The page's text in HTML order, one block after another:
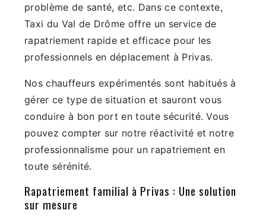
problème de santé, etc. Dans ce contexte,
Taxi du Val de Drôme offre un service de
rapatriement rapide et efficace pour les
professionnels en déplacement à Privas.
Nos chauffeurs expérimentés sont habitués à
gérer ce type de situation et sauront vous
conduire à bon port en toute sécurité. Vous
pouvez compter sur notre réactivité et notre
professionnalisme pour un rapatriement en
toute sérénité.
Rapatriement familial à Privas : Une solution
sur mesure